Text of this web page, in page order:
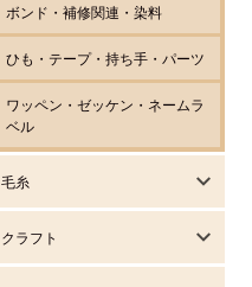
ボンド・補修関連・染料
ひも・テープ・持ち手・パーツ
ワッペン・ゼッケン・ネームラ
ベル
毛糸
クラフト